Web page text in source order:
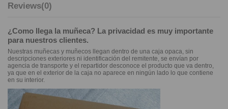
Reviews(0)
¿Como llega la muñeca? La privacidad es muy importante
para nuestros clientes.
Nuestras muñecas y muñecos llegan dentro de una caja opaca, sin
descripciones exteriores ni identificación del remitente, se envían por
agencia de transporte y el repartidor desconoce el producto que va dentro,
ya que en el exterior de la caja no aparece en ningún lado lo que contiene
en su interior.